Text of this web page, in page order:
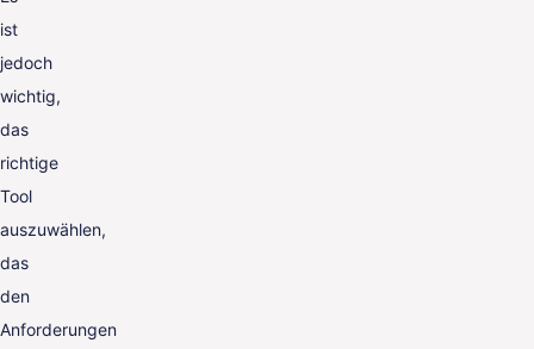
ist
jedoch
wichtig,
das
richtige
Tool
auszuwählen,
das
den
Anforderungen